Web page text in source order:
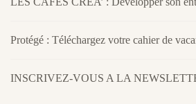
Protégé : Téléchargez votre cahier de
INSCRIVEZ-VOUS A LA